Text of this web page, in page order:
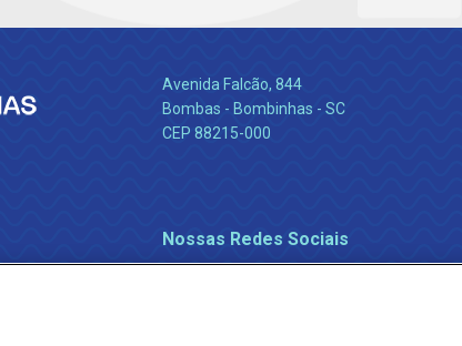
Avenida Falcão, 844
Bombas - Bombinhas - SC
CEP 88215-000
Nossas Redes Sociais